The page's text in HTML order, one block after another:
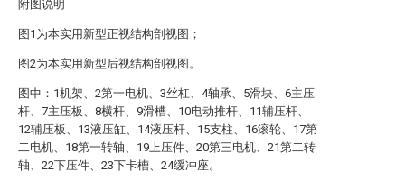
附图说明
图1为本实用新型正视结构剖视图；
图2为本实用新型后视结构剖视图。
图中：1机架、2第一电机、3丝杠、4轴承、5滑块、6主压
杆、7主压板、8横杆、9滑槽、10电动推杆、11辅压杆、
12辅压板、13液压缸、14液压杆、15支柱、16滚轮、17第
二电机、18第一转轴、19上压件、20第三电机、21第二转
轴、22下压件、23下卡槽、24缓冲座。